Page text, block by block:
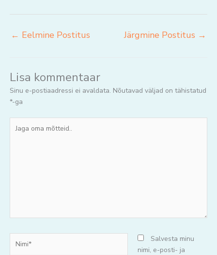
← Eelmine Postitus Järgmine Postitus →
Lisa kommentaar
Sinu e-postiaadressi ei avaldata. Nõutavad väljad on tähistatud
*-ga
oma
Salvesta minu
nimi, e-posti- ja